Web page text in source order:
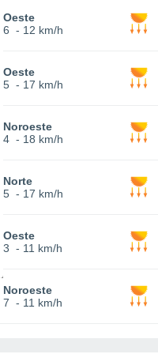
Oeste
6 - 12 km/h
Oeste
5 - 17 km/h
Noroeste
4 - 18 km/h
Norte
5 - 17 km/h
Oeste
3 - 11 km/h
Noroeste
7 - 11 km/h